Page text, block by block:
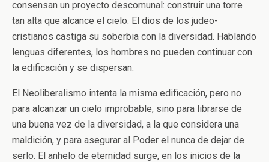
consensan un proyecto descomunal: construir una torre
tan alta que alcance el cielo. El dios de los judeo-
cristianos castiga su soberbia con la diversidad. Hablando
lenguas diferentes, los hombres no pueden continuar con
la edificación y se dispersan.
El Neoliberalismo intenta la misma edificación, pero no
para alcanzar un cielo improbable, sino para librarse de
una buena vez de la diversidad, a la que considera una
maldición, y para asegurar al Poder el nunca de dejar de
serlo. El anhelo de eternidad surge, en los inicios de la